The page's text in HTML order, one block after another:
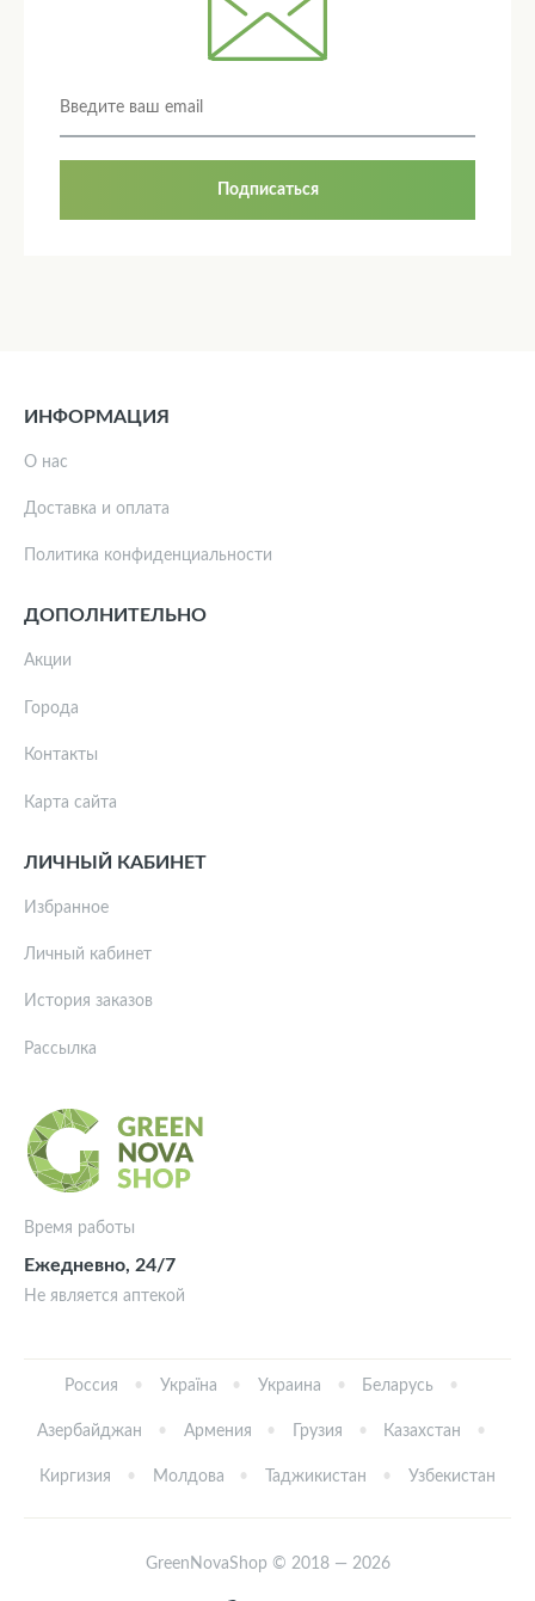
Подписаться
Время работы
Ежедневно, 24/7
Не является аптекой
ИНФОРМАЦИЯ
О нас
Доставка и оплата
Политика конфиденциальности
ДОПОЛНИТЕЛЬНО
Акции
Города
Контакты
Карта сайта
ЛИЧНЫЙ КАБИНЕТ
Избранное
Личный кабинет
История заказов
Рассылка
Россия Україна Украина Беларусь
Азербайджан Армения Грузия Казахстан
Киргизия Молдова Таджикистан Узбекистан
GreenNovaShop © 2018 — 2026